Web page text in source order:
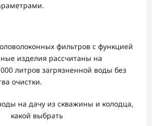
фильтров с функцией
изделия рассчитаны на
литров загрязненной воды без
очистки.